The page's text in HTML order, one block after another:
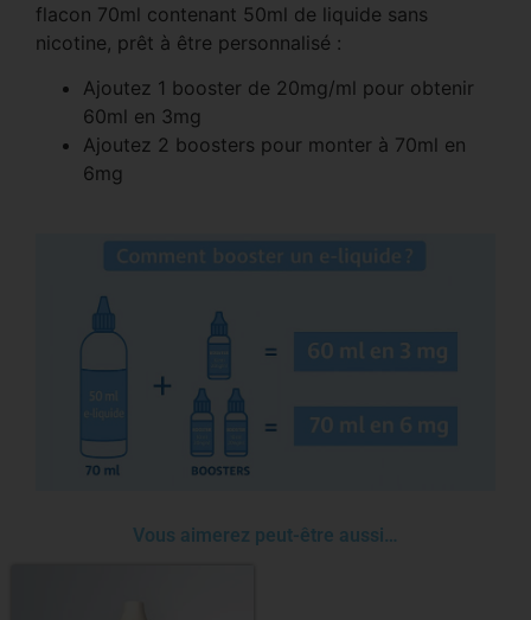
flacon 70ml contenant 50ml de liquide sans
nicotine, prêt à être personnalisé :
Ajoutez 1 booster de 20mg/ml pour obtenir
60ml en 3mg
Ajoutez 2 boosters pour monter à 70ml en
6mg
Vous aimerez peut-être aussi…